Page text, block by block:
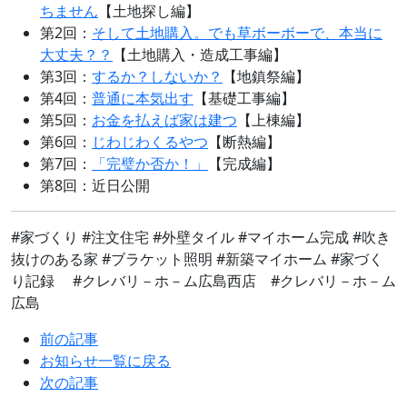
ちません 【土地探し編】
第2回： そして土地購入。でも草ボーボーで、本当に
大丈夫？？
【土地購入・造成工事編】
第3回： するか？しないか？
【地鎮祭編】
第4回： 普通に本気出す 【基礎工事編】
第5回： お金を払えば家は建つ 【上棟編】
第6回： じわじわくるやつ 【断熱編】
第7回：
「完璧か否か！」
【完成編】
第8回：近日公開
#家づくり #注文住宅 #外壁タイル #マイホーム完成 #吹き
抜けのある家 #ブラケット照明 #新築マイホーム #家づく
り記録 #クレバリ－ホ－ム広島西店 #クレバリ－ホ－ム
広島
前の記事
お知らせ一覧に戻る
次の記事